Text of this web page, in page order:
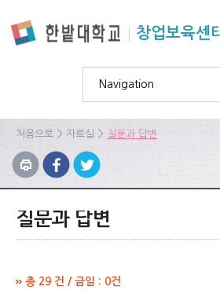
창업보육센
Navigation
처음으로 > 자료실 > 질문과 답변
질문과 답변
총 29 건 / 금일 : 0건